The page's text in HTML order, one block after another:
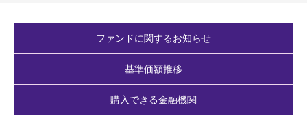
ファンドに関するお知らせ
基準価額推移
購入できる金融機関